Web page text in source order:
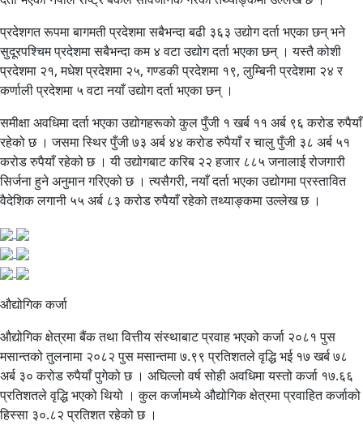
प्रदेशगत रूपमा बागमती प्रदेशमा सबैभन्दा बढी ३६३ उद्योग दर्ता भएका छन् भने
सुदूरपश्चिम प्रदेशमा सबैभन्दा कम ४ वटा उद्योग दर्ता भएका छन् । यस्तै कोशी
प्रदेशमा २१, मधेश प्रदेशमा २५, गण्डकी प्रदेशमा १९, लुम्बिनी प्रदेशमा २४ र
कर्णाली प्रदेशमा ५ वटा नयाँ उद्योग दर्ता भएका छन् ।
समीक्षा अवधिमा दर्ता भएका उद्योगहरूको कुल पुँजी १ खर्ब ११ अर्ब ९६ करोड रुपैयाँ
रहेको छ । जसमा स्थिर पुँजी ७३ अर्ब ४४ करोड रुपैयाँ र चालु पुँजी ३८ अर्ब ५१
करोड रुपैयाँ रहेको छ । यी उद्योगबाट करिब २२ हजार ८८५ जनालाई रोजगारी
सिर्जना हुने अनुमान गरिएको छ । त्यसैगरी, नयाँ दर्ता भएका उद्योगमा प्रस्तावित
वैदेशिक लगानी ५५ अर्ब ८३ करोड रुपैयाँ रहेको तथ्याङ्कमा उल्लेख छ ।
औद्योगिक कर्जा
औद्योगिक क्षेत्रमा बैंक तथा वित्तीय संस्थाबाट प्रवाह भएको कर्जा २०८१ पुस
मसान्तको तुलनामा २०८२ पुस मसान्तमा ७.९९ प्रतिशतले वृद्धि भई १७ खर्ब ७८
अर्ब ३० करोड रुपैयाँ पुगेको छ । अघिल्लो वर्ष सोही अवधिमा यस्तो कर्जा १७.६६
प्रतिशतले वृद्धि भएको थियो । कुल कर्जामध्ये औद्योगिक क्षेत्रमा प्रवाहित कर्जाको
हिस्सा ३०.८२ प्रतिशत रहेको छ ।